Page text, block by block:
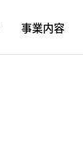
事業内容